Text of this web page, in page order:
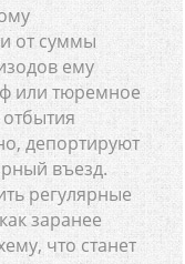
от суммы
ему
или тюремное
депортируют
въезд.
регулярные
заранее
что станет